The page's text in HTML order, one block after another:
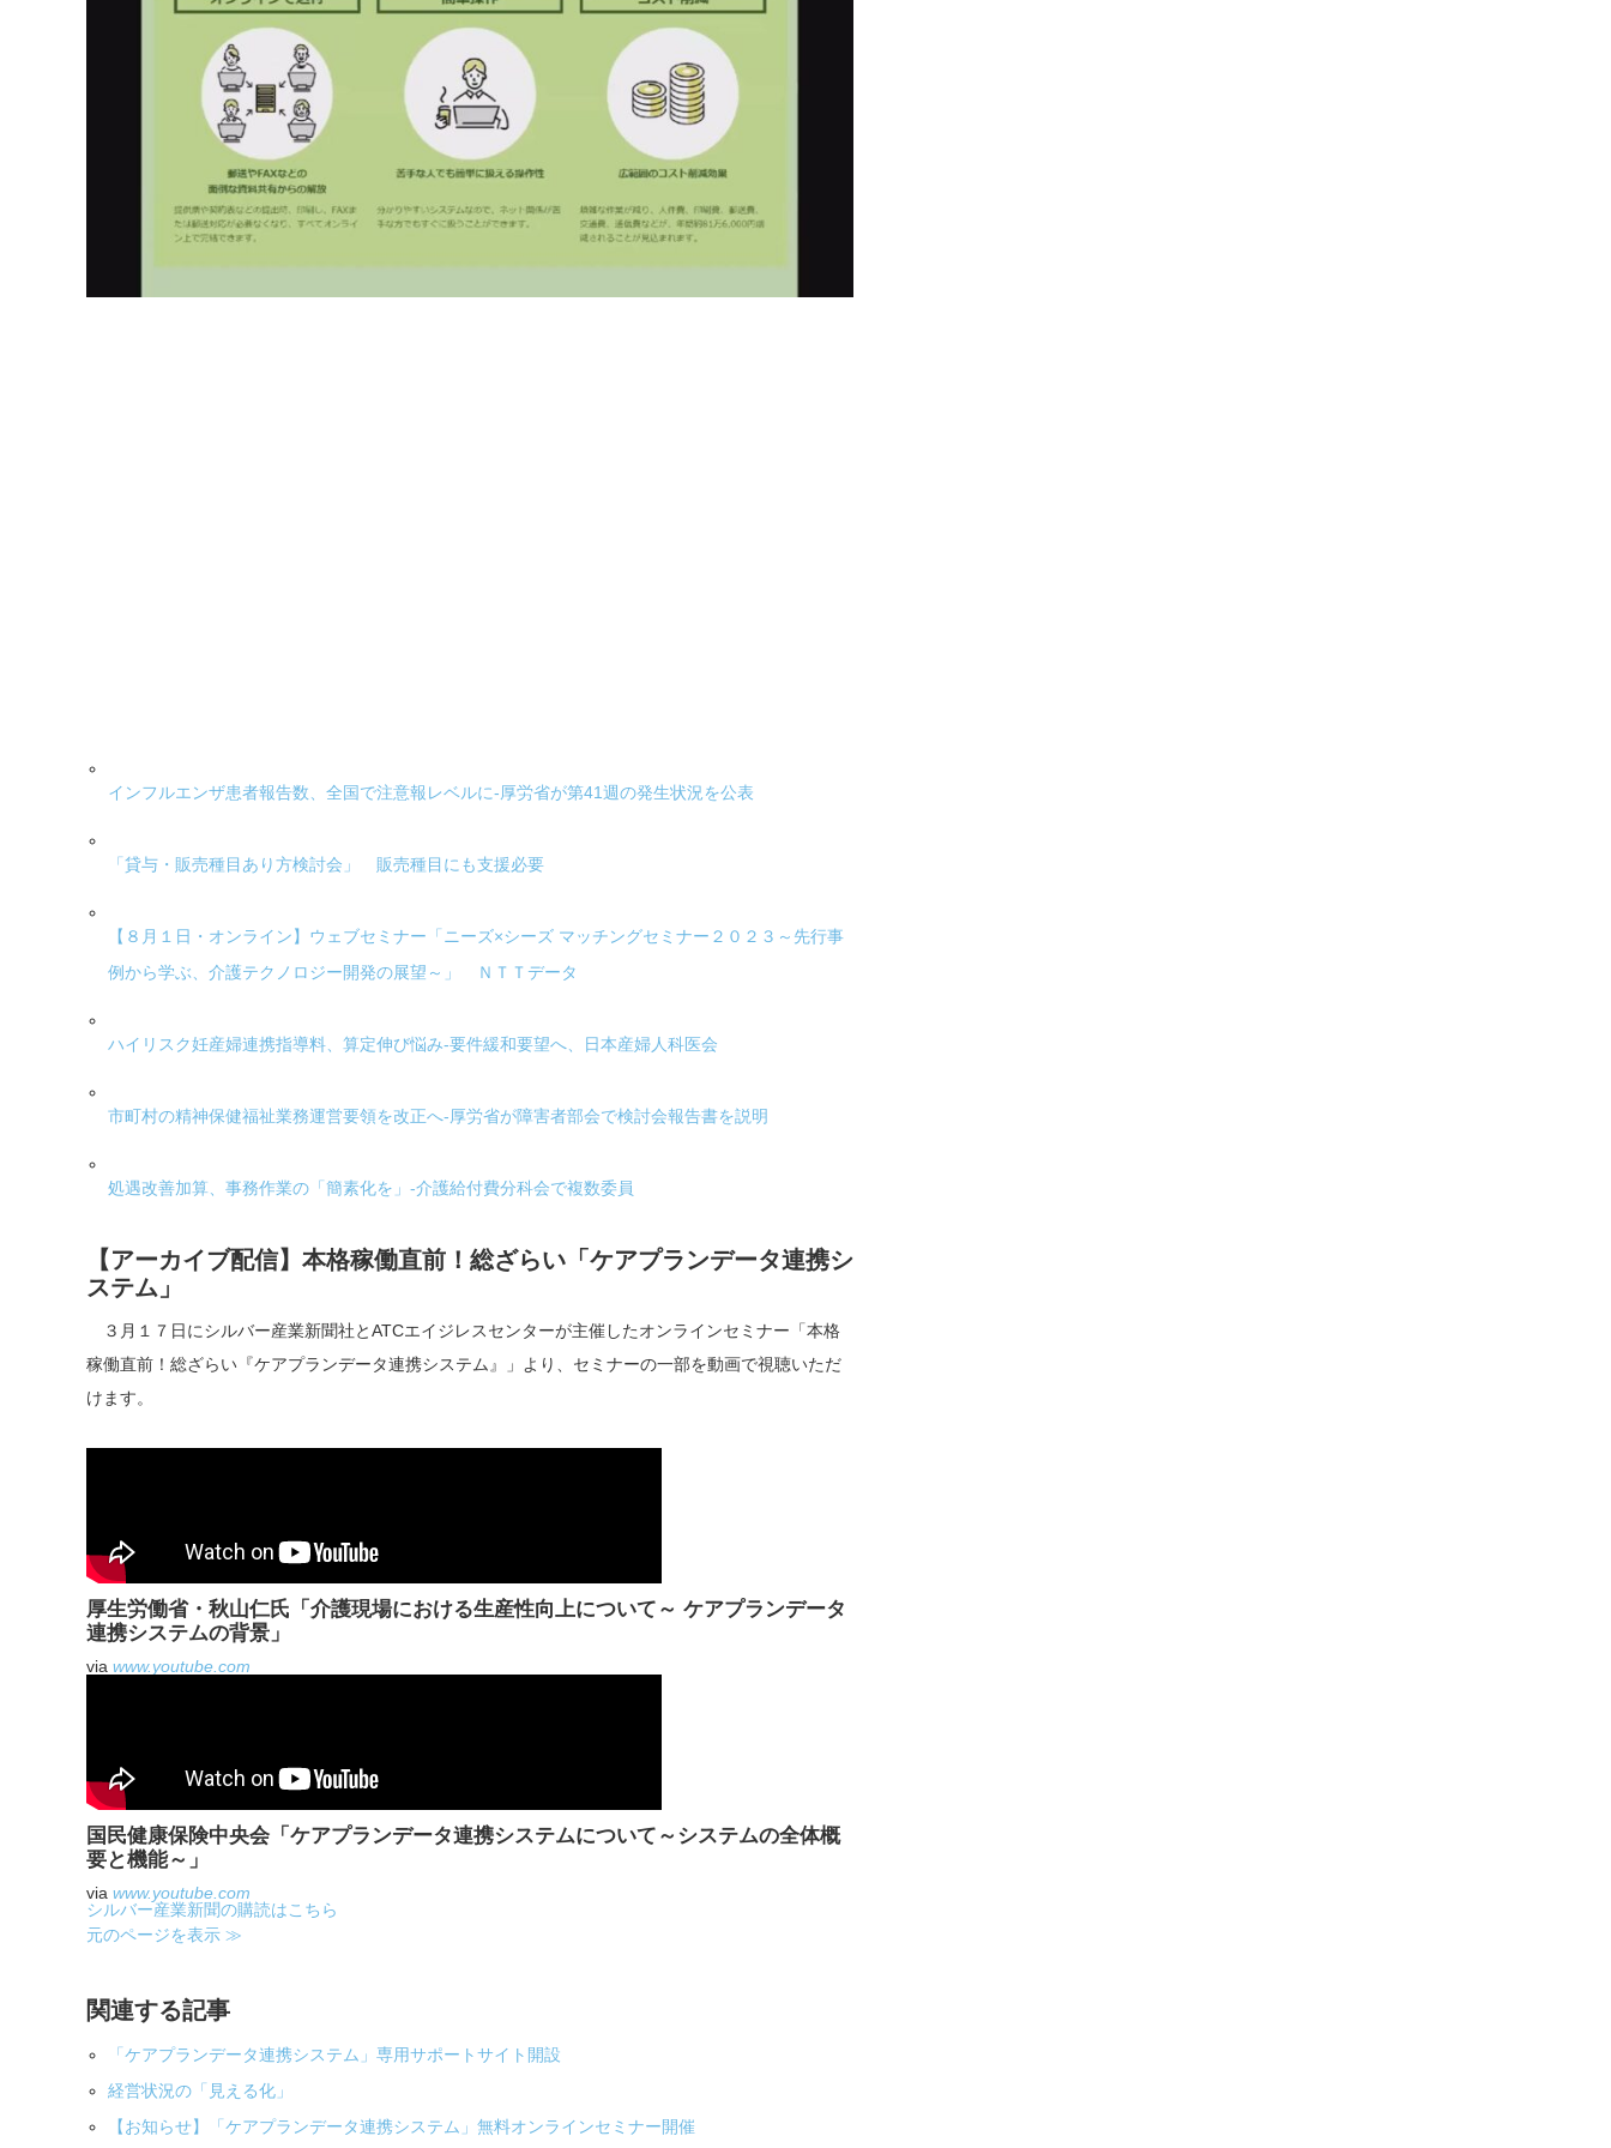
インフルエンザ患者報告数、全国で注意報レベルに-厚労省が第41週の発生状況を公表
「貸与・販売種目あり方検討会」 販売種目にも支援必要
【８月１日・オンライン】ウェブセミナー「ニーズ×シーズ マッチングセミナー２０２３～先行事
例から学ぶ、介護テクノロジー開発の展望～」 ＮＴＴデータ
ハイリスク妊産婦連携指導料、算定伸び悩み-要件緩和要望へ、日本産婦人科医会
市町村の精神保健福祉業務運営要領を改正へ-厚労省が障害者部会で検討会報告書を説明
処遇改善加算、事務作業の「簡素化を」-介護給付費分科会で複数委員
【アーカイブ配信】本格稼働直前！総ざらい「ケアプランデータ連携シ
ステム」
３月１７日にシルバー産業新聞社とATCエイジレスセンターが主催したオンラインセミナー「本格
稼働直前！総ざらい『ケアプランデータ連携システム』」より、セミナーの一部を動画で視聴いただ
けます。
厚生労働省・秋山仁氏「介護現場における生産性向上について～ ケアプランデータ
連携システムの背景」
via www.youtube.com
国民健康保険中央会「ケアプランデータ連携システムについて～システムの全体概
要と機能～」
via www.youtube.com
シルバー産業新聞の購読はこちら
元のページを表示 ≫
関連する記事
「ケアプランデータ連携システム」専用サポートサイト開設
経営状況の「見える化」
【お知らせ】「ケアプランデータ連携システム」無料オンラインセミナー開催